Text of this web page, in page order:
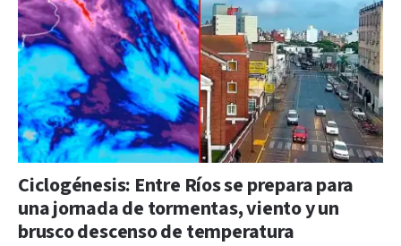
Ciclogénesis: Entre Ríos se prepara para
una jornada de tormentas, viento y un
brusco descenso de temperatura